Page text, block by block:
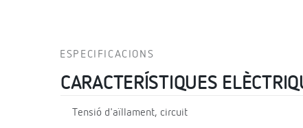
ESPECIFICACIONS
CARACTERÍSTIQUES
Tensió d'aïllament, circuit